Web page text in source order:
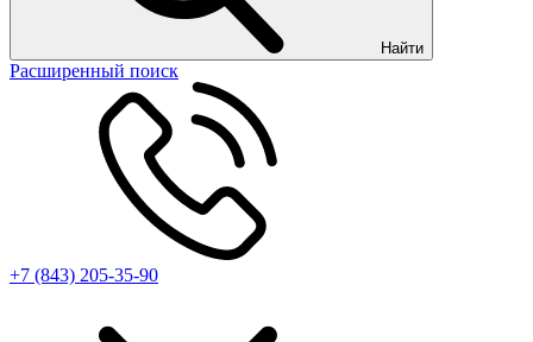
Найти
Расширенный поиск
+7 (843) 205-35-90